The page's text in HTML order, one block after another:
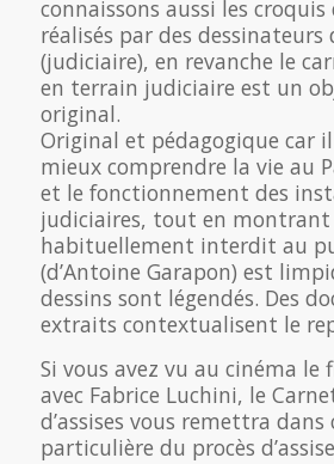
connaissons aussi les croquis
réalisés par des dessinateurs
(judiciaire), en revanche le
en terrain judiciaire est un
original.
Original et pédagogique car
mieux comprendre la vie au
et le fonctionnement des
judiciaires, tout en montrant
habituellement interdit au
(d’Antoine Garapon) est
dessins sont légendés. Des
extraits contextualisent le
Si vous avez vu au cinéma le
avec Fabrice Luchini, le
d’assises vous remettra
particulière du procès